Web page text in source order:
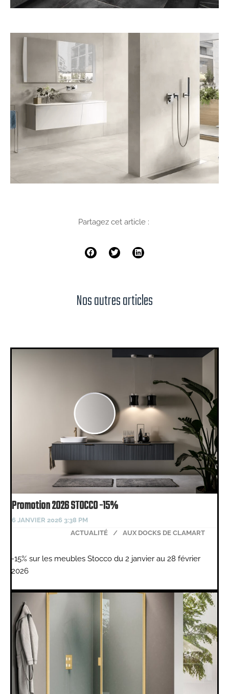
Partagez cet article :
Nos autres articles
Promotion 2026 STOCCO -15%
6 JANVIER 2026 3:38 PM
ACTUALITÉ
/ AUX DOCKS DE CLAMART
-15% sur les meubles Stocco du 2 janvier au 28 février
2026